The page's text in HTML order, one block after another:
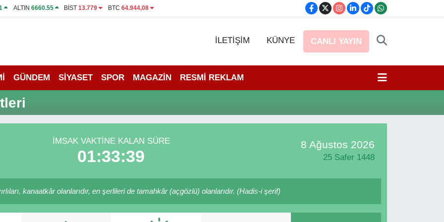
ALTIN 6660.55 BİST13.779 BTC 64.944,08
İLETİŞİM KÜNYE CANLI YAYIN
GÜNDEM SİYASET SPOR MAGAZİN RESMİ REKLAM
İMSAK VAKTINE KALAN SÜRE
01:33:39
8 Ağustos 2026
25 Safer 1448
kanaatkâr olanlarıdır, en şerlileri de tamahkâr (açgözlü) olanlarıdır. (Hadis-i şerif)